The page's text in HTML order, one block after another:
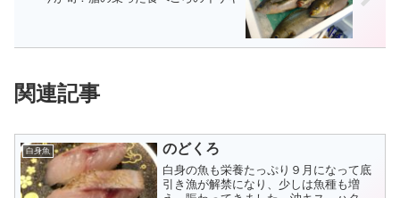
関連記事
白身魚 のどくろ
白身の魚も栄養たっぷり９月になって底
引き漁が解禁になり、少しは魚種も増